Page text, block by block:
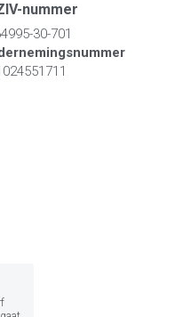
nummer
30-701